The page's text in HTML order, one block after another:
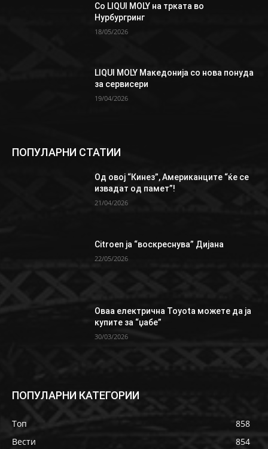
Со LIQUI MOLY на трката во
Нурбургринг
18/05/2026
LIQUI MOLY Македонија со нова понуда
за сервисери
19/04/2026
ПОПУЛАРНИ СТАТИИ
Од овој “Кинез”, Aмериканците “ќе се
извадат од памет”!
21/04/2026
Citroen ја “воскреснува” Дијана
22/05/2026
Oваа електрична Toyota можете да ја
купите за “џабе”
30/03/2026
ПОПУЛАРНИ КАТЕГОРИИ
Топ
858
Вести
854